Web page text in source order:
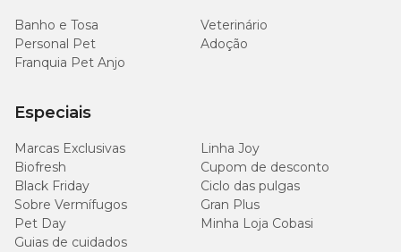
Além doBravecto Plus Gatos 2,8 a 6,2kg
da Cobasi você encontra antipulgas e carrapatos para felinos de
Antipulgas Bravecto Plus Gatos 1,2 a 2,8 kg
Como conservar o Bravecto Plus Gatos 2,8 a 6,2kg
De acordo com a MSD Saúde Animal, a melhor maneira de
conservar esse remédio para gatosBravecto Plus Gatos 2,8 a
6,2kgé: manter a embalagem em local protegido do sol, longe do
Banho e Tosa
Veterinário
Personal Pet
Adoção
Franquia Pet Anjo
Especiais
Marcas Exclusivas
Linha Joy
Biofresh
Cupom de desconto
Black Friday
Ciclo das pulgas
Sobre Vermífugos
Gran Plus
Pet Day
Minha Loja Cobasi
Guias de cuidados